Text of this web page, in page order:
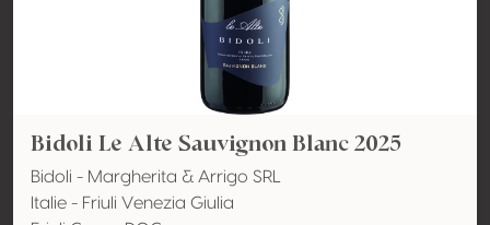
Bidoli Le Alte Sauvignon Blanc 2025
Bidoli - Margherita & Arrigo SRL
Italie - Friuli Venezia Giulia